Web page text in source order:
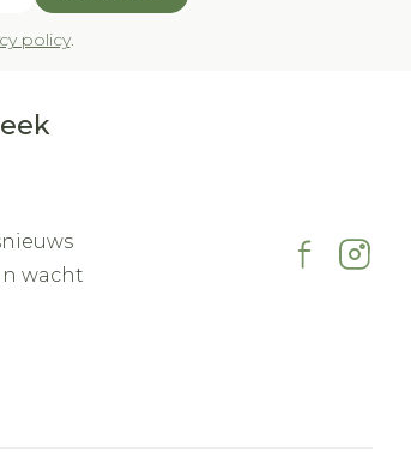
policy.
wacht